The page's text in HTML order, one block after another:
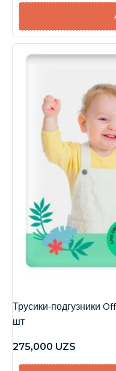
Трусики-подгузники
шт
275,000 UZS